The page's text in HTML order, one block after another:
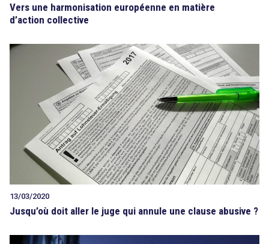
Vers une harmonisation européenne en matière
d’action collective
13/03/2020
Jusqu’où doit aller le juge qui annule une clause abusive ?